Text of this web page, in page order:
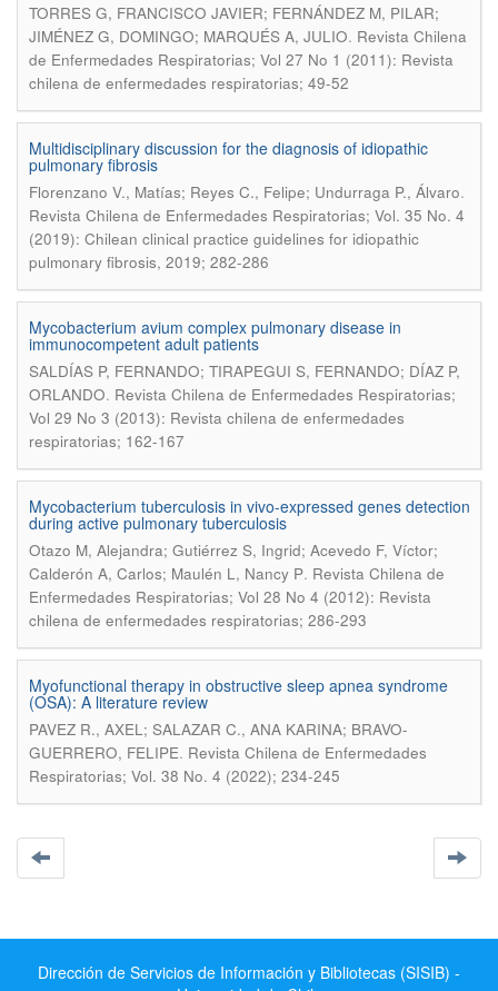
TORRES G, FRANCISCO JAVIER; FERNÁNDEZ M, PILAR;
JIMÉNEZ G, DOMINGO; MARQUÉS A, JULIO. Revista Chilena
de Enfermedades Respiratorias; Vol 27 No 1 (2011): Revista
chilena de enfermedades respiratorias; 49-52
Multidisciplinary discussion for the diagnosis of idiopathic
pulmonary fibrosis
Florenzano V., Matías; Reyes C., Felipe; Undurraga P., Álvaro.
Revista Chilena de Enfermedades Respiratorias; Vol. 35 No. 4
(2019): Chilean clinical practice guidelines for idiopathic
pulmonary fibrosis, 2019; 282-286
Mycobacterium avium complex pulmonary disease in
immunocompetent adult patients
SALDÍAS P, FERNANDO; TIRAPEGUI S, FERNANDO; DÍAZ P,
ORLANDO. Revista Chilena de Enfermedades Respiratorias;
Vol 29 No 3 (2013): Revista chilena de enfermedades
respiratorias; 162-167
Mycobacterium tuberculosis in vivo-expressed genes detection
during active pulmonary tuberculosis
Otazo M, Alejandra; Gutiérrez S, Ingrid; Acevedo F, Víctor;
Calderón A, Carlos; Maulén L, Nancy P. Revista Chilena de
Enfermedades Respiratorias; Vol 28 No 4 (2012): Revista
chilena de enfermedades respiratorias; 286-293
Myofunctional therapy in obstructive sleep apnea syndrome
(OSA): A literature review
PAVEZ R., AXEL; SALAZAR C., ANA KARINA; BRAVO-
GUERRERO, FELIPE. Revista Chilena de Enfermedades
Respiratorias; Vol. 38 No. 4 (2022); 234-245
Dirección de Servicios de Información y Bibliotecas (SISIB) -